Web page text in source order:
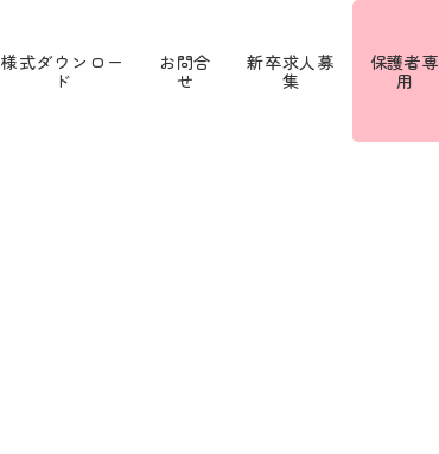
様式ダウンロー
ド
お問合
せ
新卒求人募
集
保護者専
用